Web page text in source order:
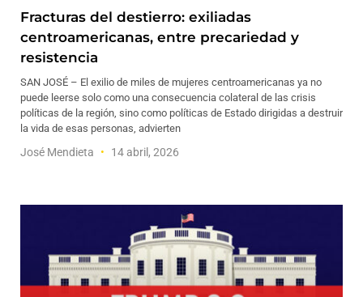
Fracturas del destierro: exiliadas
centroamericanas, entre precariedad y
resistencia
SAN JOSÉ – El exilio de miles de mujeres centroamericanas ya no
puede leerse solo como una consecuencia colateral de las crisis
políticas de la región, sino como políticas de Estado dirigidas a destruir
la vida de esas personas, advierten
José Mendieta 14 abril, 2026